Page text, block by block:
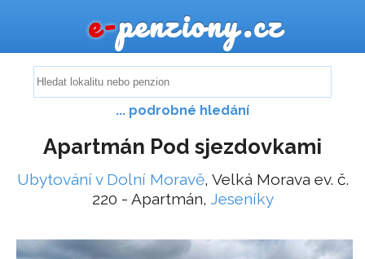
e-penziony.cz
... podrobné hledání
Apartmán Pod sjezdovkami
Ubytování v Dolní Moravě, Velká Morava ev. č.
220 - Apartmán, Jeseníky